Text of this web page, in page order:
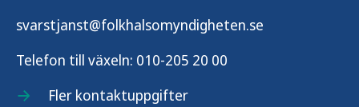
Tobaksfria nikotinprodukter
Elektroniska cigaretter och
svarstjanst@folkhalsomyndigheten.se
Telefon till växeln: 010-205 20 00
Fler kontaktuppgifter